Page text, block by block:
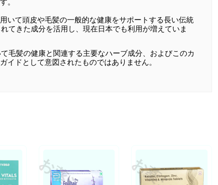
。
いて頭皮や毛髪の一般的な健康をサポートする長い伝統
てきた成分を活用し、現在日本でも利用が増えていま
毛髪の健康と関連する主要なハーブ成分、およびこのカ
イドとして意図されたものではありません。